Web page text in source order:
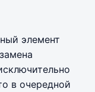
элемент
в очередной